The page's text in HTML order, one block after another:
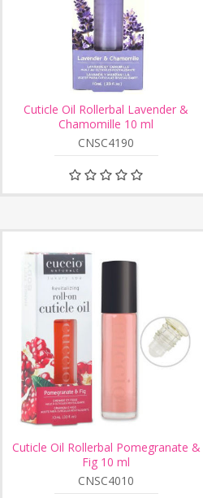
Cuticle Oil Rollerbal Lavender &
Chamomille 10 ml
CNSC4190
Cuticle Oil Rollerbal Pomegranate &
Fig 10 ml
CNSC4010